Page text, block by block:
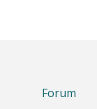
Forum